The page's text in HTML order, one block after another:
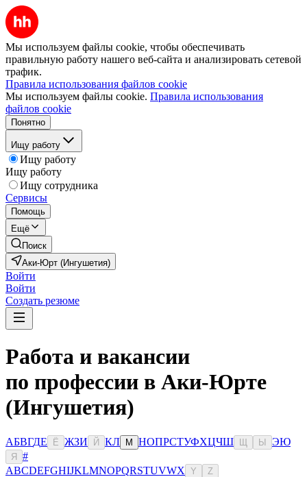
Мы используем файлы cookie, чтобы обеспечивать
правильную работу нашего веб-сайта и анализировать сетевой
трафик.
Правила использования файлов cookie
Мы используем файлы cookie. Правила использования
файлов cookie
Понятно
Ищу работу
Ищу работу
Ищу работу
Ищу сотрудника
Сервисы
Помощь
Ещё
Поиск
Аки-Юрт (Ингушетия)
Войти
Войти
Создать резюме
Работа и вакансии
по профессии в Аки-Юрте
(Ингушетия)
АБВГДЕ Ё ЖЗИ Й КЛ М НОПРСТУФХЦЧШ Ы ЭЮ
Я
#
ABCDEFGHIJKLMNOPQRSTUVWX Y Z